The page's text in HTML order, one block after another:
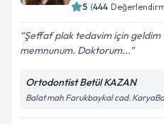
Kişisel verilerimin
kapsamda
5 (444
Şeffaf plak tedavim için
memnunum. Doktorum...
Ortodontist Betül KAZAN
Balat mah Farukbaykal cad.